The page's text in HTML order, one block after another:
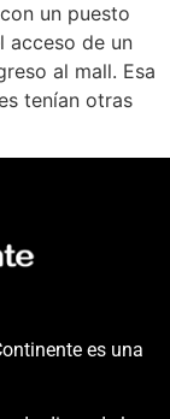
un puesto
acceso de un
al mall. Esa
tenían otras
es una